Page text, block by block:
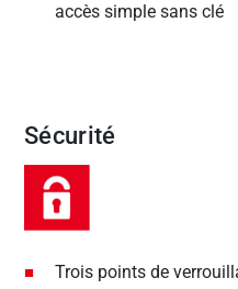
accès simple sans clé
Sécurité
Trois points de